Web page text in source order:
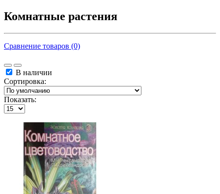
Комнатные растения
Сравнение товаров (0)
В наличии
Сортировка:
Показать: